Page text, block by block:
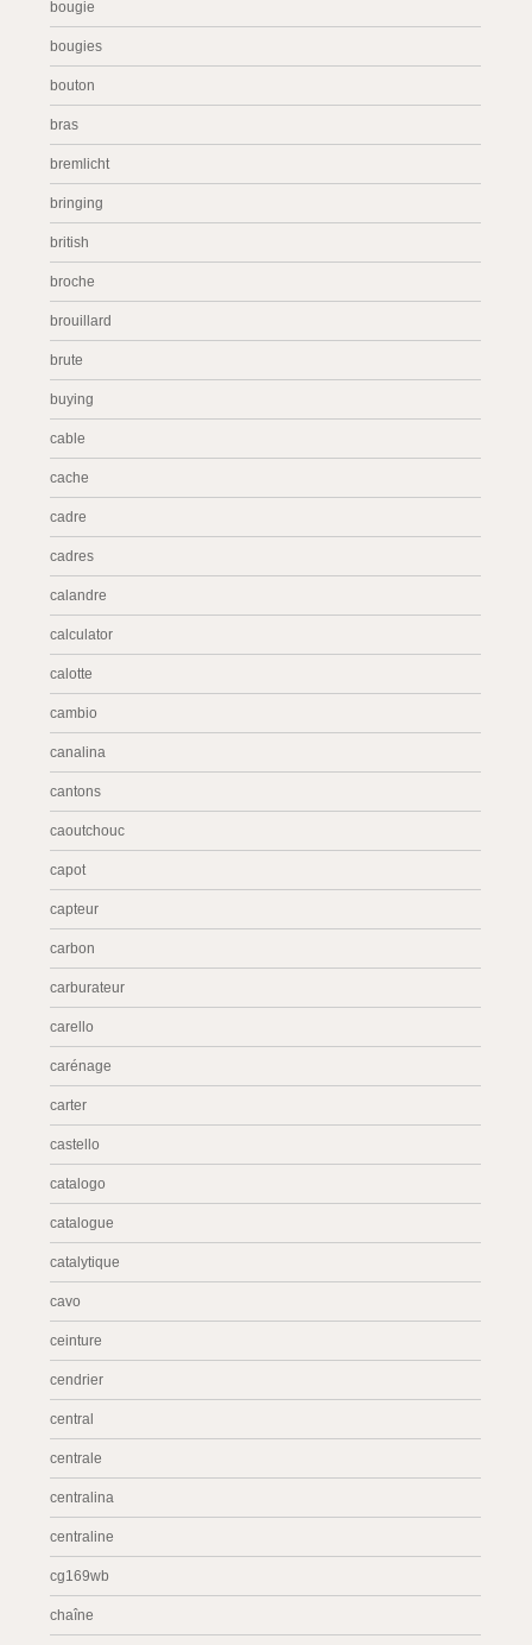
bougie
bougies
bouton
bras
bremlicht
bringing
british
broche
brouillard
brute
buying
cable
cache
cadre
cadres
calandre
calculator
calotte
cambio
canalina
cantons
caoutchouc
capot
capteur
carbon
carburateur
carello
carénage
carter
castello
catalogo
catalogue
catalytique
cavo
ceinture
cendrier
central
centrale
centralina
centraline
cg169wb
chaîne